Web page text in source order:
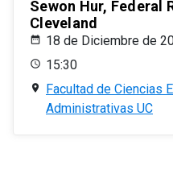
Sewon Hur, Federal
Cleveland
18 de Diciembre de
15:30
Facultad de Ciencias
Administrativas UC